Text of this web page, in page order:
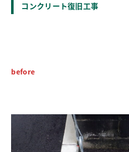
コンクリート復旧工事
before